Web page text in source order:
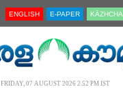
ENGLISH E-PAPER KĀZHCHA
FRIDAY, 07 AUGUST 2026 2.52 PM IST